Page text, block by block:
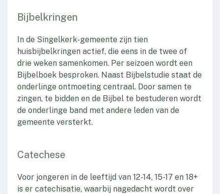
Bijbelkringen
In de Singelkerk-gemeente zijn tien
huisbijbelkringen actief, die eens in de twee of
drie weken samenkomen. Per seizoen wordt een
Bijbelboek besproken. Naast Bijbelstudie staat de
onderlinge ontmoeting centraal. Door samen te
zingen, te bidden en de Bijbel te bestuderen wordt
de onderlinge band met andere leden van de
gemeente versterkt.
Catechese
Voor jongeren in de leeftijd van 12-14, 15-17 en 18+
is er catechisatie, waarbij nagedacht wordt over